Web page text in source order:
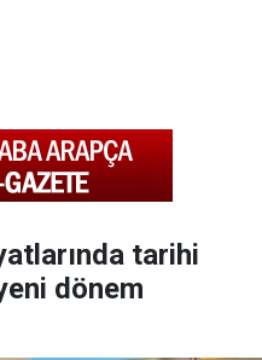
tarihi
dönem